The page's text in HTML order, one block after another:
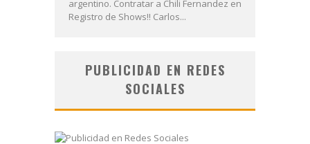
argentino. Contratar a Chili Fernandez en
Registro de Shows!! Carlos...
PUBLICIDAD EN REDES
SOCIALES